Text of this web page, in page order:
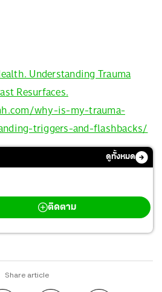
Understanding Trauma
Resurfaces.
why-is-my-trauma-
triggers-and-flashbacks/
ดูทั้งหมด
ติดตาม
Share article